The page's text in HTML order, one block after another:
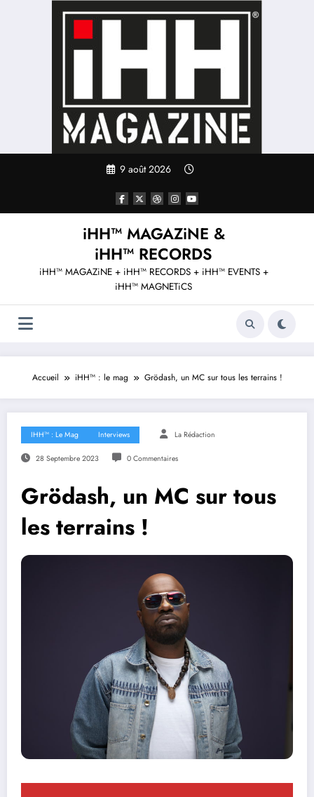
9 août 2026
iHH™ MAGAZiNE &
iHH™ RECORDS
iHH™ MAGAZiNE + iHH™ RECORDS + iHH™ EVENTS +
iHH™ MAGNETiCS
Accueil iHH™ : le mag Grödash, un MC sur tous les terrains !
IHH™ : Le Mag Interviews La Rédaction
28 Septembre 2023 0 Commentaires
Grödash, un MC sur tous
les terrains !